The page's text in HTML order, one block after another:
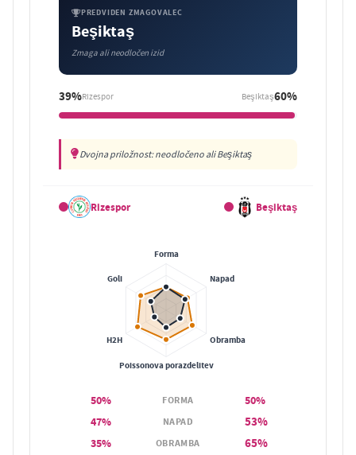
PREDVIDEN ZMAGOVALEC
Beşiktaş
Zmaga ali neodločen izid
39%Rizespor Beşiktaş60%
Dvojna priložnost: neodločeno ali Beşiktaş
Rizespor Beşiktaş
50% FORMA
50%
47%
NAPAD 53%
35% OBRAMBA 65%